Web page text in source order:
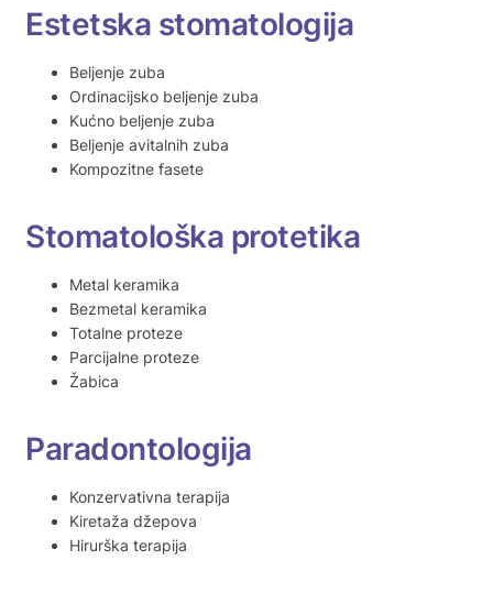
Estetska stomatologija
Beljenje zuba
Ordinacijsko beljenje zuba
Kućno beljenje zuba
Beljenje avitalnih zuba
Kompozitne fasete
Stomatološka protetika
Metal keramika
Bezmetal keramika
Totalne proteze
Parcijalne proteze
Žabica
Paradontologija
Konzervativna terapija
Kiretaža džepova
Hirurška terapija